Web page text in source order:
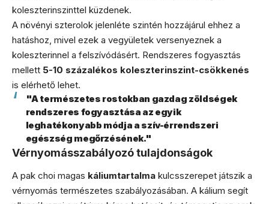
koleszterinszinttel küzdenek.
A növényi szterolok jelenléte szintén hozzájárul ehhez a
hatáshoz, mivel ezek a vegyületek versenyeznek a
koleszterinnel a felszívódásért. Rendszeres fogyasztás
mellett 5-10 százalékos koleszterinszint-csökkenés
is elérhető lehet.
"A természetes rostokban gazdag zöldségek
rendszeres fogyasztása az egyik
leghatékonyabb módja a szív-érrendszeri
egészség megőrzésének."
Vérnyomásszabályozó tulajdonságok
A pak choi magas káliumtartalma kulcsszerepet játszik a
vérnyomás természetes szabályozásában. A kálium segít